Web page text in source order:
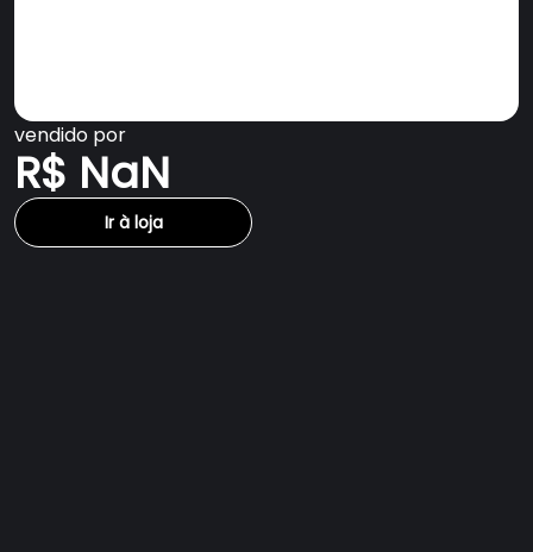
vendido por
R$ NaN
Ir à loja